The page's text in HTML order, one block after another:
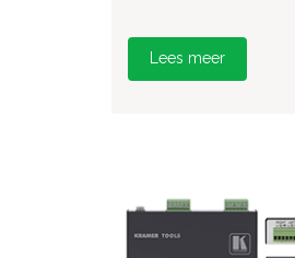
Lees meer